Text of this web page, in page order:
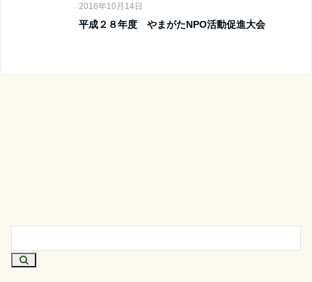
2016年10月14日
平成２８年度 やまがたNPO活動促進大会